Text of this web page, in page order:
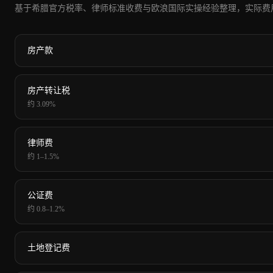
基于希腊官方税率、律师标准收费与欧浪国际实操经验整理，实际费
房产款
房产转让税
约 3.09%
律师费
约 1–1.5%
公证费
约 0.8–1.2%
土地登记费